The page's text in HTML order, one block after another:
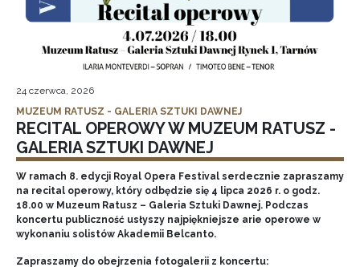
24 czerwca, 2026
MUZEUM RATUSZ - GALERIA SZTUKI DAWNEJ
RECITAL OPEROWY W MUZEUM RATUSZ -
GALERIA SZTUKI DAWNEJ
W ramach 8. edycji Royal Opera Festival serdecznie zapraszamy
na recital operowy, który odbędzie się 4 lipca 2026 r. o godz.
18.00 w Muzeum Ratusz – Galeria Sztuki Dawnej. Podczas
koncertu publiczność usłyszy najpiękniejsze arie operowe w
wykonaniu solistów Akademii Belcanto.
Zapraszamy do obejrzenia fotogalerii z koncertu: